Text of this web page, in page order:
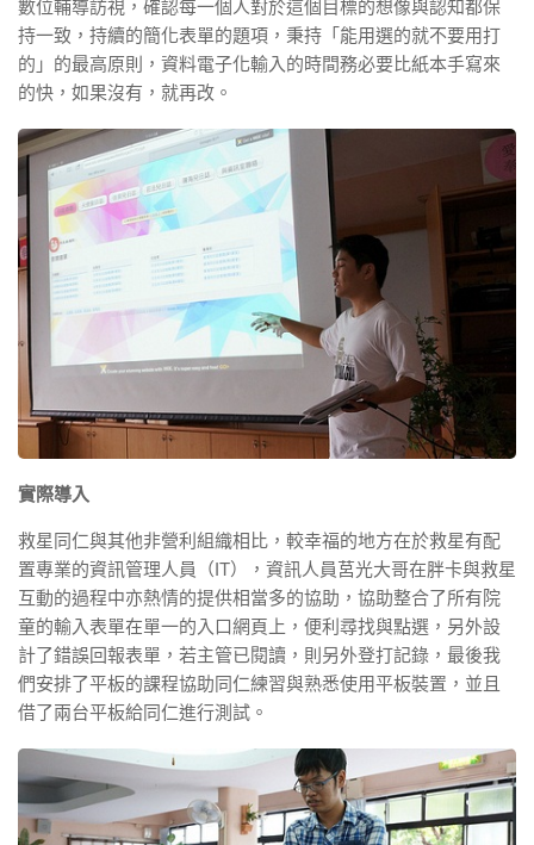
數位輔導訪視，確認每一個人對於這個目標的想像與認知都保
持一致，持續的簡化表單的題項，秉持「能用選的就不要用打
的」的最高原則，資料電子化輸入的時間務必要比紙本手寫來
的快，如果沒有，就再改。
實際導入
救星同仁與其他非營利組織相比，較幸福的地方在於救星有配
置專業的資訊管理人員（IT），資訊人員莒光大哥在胖卡與救星
互動的過程中亦熱情的提供相當多的協助，協助整合了所有院
童的輸入表單在單一的入口網頁上，便利尋找與點選，另外設
計了錯誤回報表單，若主管已閱讀，則另外登打記錄，最後我
們安排了平板的課程協助同仁練習與熟悉使用平板裝置，並且
借了兩台平板給同仁進行測試。